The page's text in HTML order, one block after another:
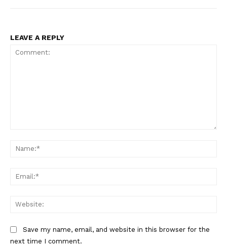
LEAVE A REPLY
Save my name, email, and website in this browser for the
next time I comment.